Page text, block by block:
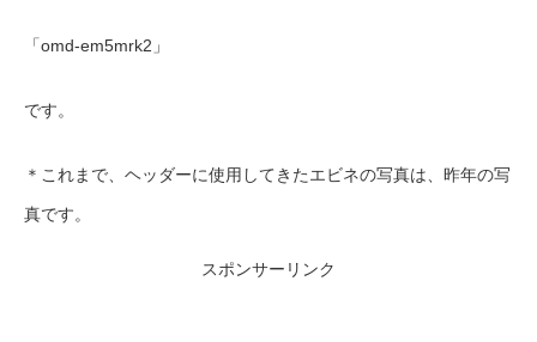
「omd-em5mrk2」
です。
＊これまで、ヘッダーに使用してきたエビネの写真は、昨年の写
真です。
スポンサーリンク